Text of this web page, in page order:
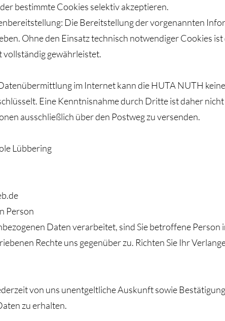
bestimmte Cookies selektiv akzeptieren.
Die Bereitstellung der vorgenannten
Ohne den Einsatz technisch notwendiger Cookies
vollständig gewährleistet.
im Internet kann die HUTA NUTH
Eine Kenntnisnahme durch Dritte ist daher
ausschließlich über den Postweg zu versenden.
Lübbering
Person
Daten verarbeitet, sind Sie betroffene Person
Rechte uns gegenüber zu. Richten Sie Ihr
von uns unentgeltliche Auskunft sowie
zu erhalten.